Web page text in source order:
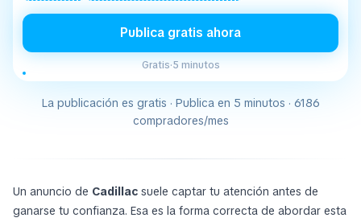
Publica gratis ahora
Gratis·5 minutos
La publicación es gratis · Publica en 5 minutos · 6186
compradores/mes
Un anuncio de Cadillac suele captar tu atención antes de
ganarse tu confianza. Esa es la forma correcta de abordar esta